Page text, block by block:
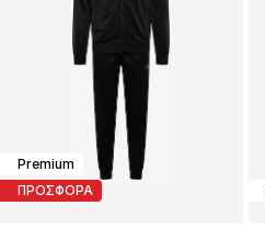
Premium
ΠΡΟΣΦΟΡΑ